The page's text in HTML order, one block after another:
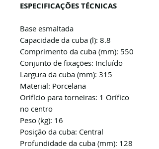
ESPECIFICAÇÕES TÉCNICAS
Base esmaltada
Capacidade da cuba (l): 8.8
Comprimento da cuba (mm): 550
Conjunto de fixações: Incluído
Largura da cuba (mm): 315
Material: Porcelana
Orifício para torneiras: 1 Orífico
no centro
Peso (kg): 16
Posição da cuba: Central
Profundidade da cuba (mm): 128